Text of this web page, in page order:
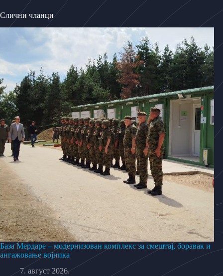
Слични чланци
База Мердаре – модернизован комплекс за смештај, боравак и
ангажовање војника
7. август 2026.